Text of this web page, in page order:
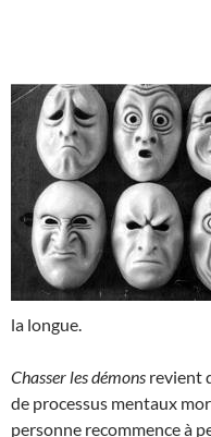
la longue.
Chasser les démons revient
de processus mentaux
personne recommence à